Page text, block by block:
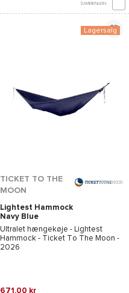
SAMMENLIGN
Lagersalg
TICKET TO THE
MOON
Lightest Hammock
Navy Blue
Ultralet hængekøje - Lightest
Hammock - Ticket To The Moon -
2026
671,00 kr